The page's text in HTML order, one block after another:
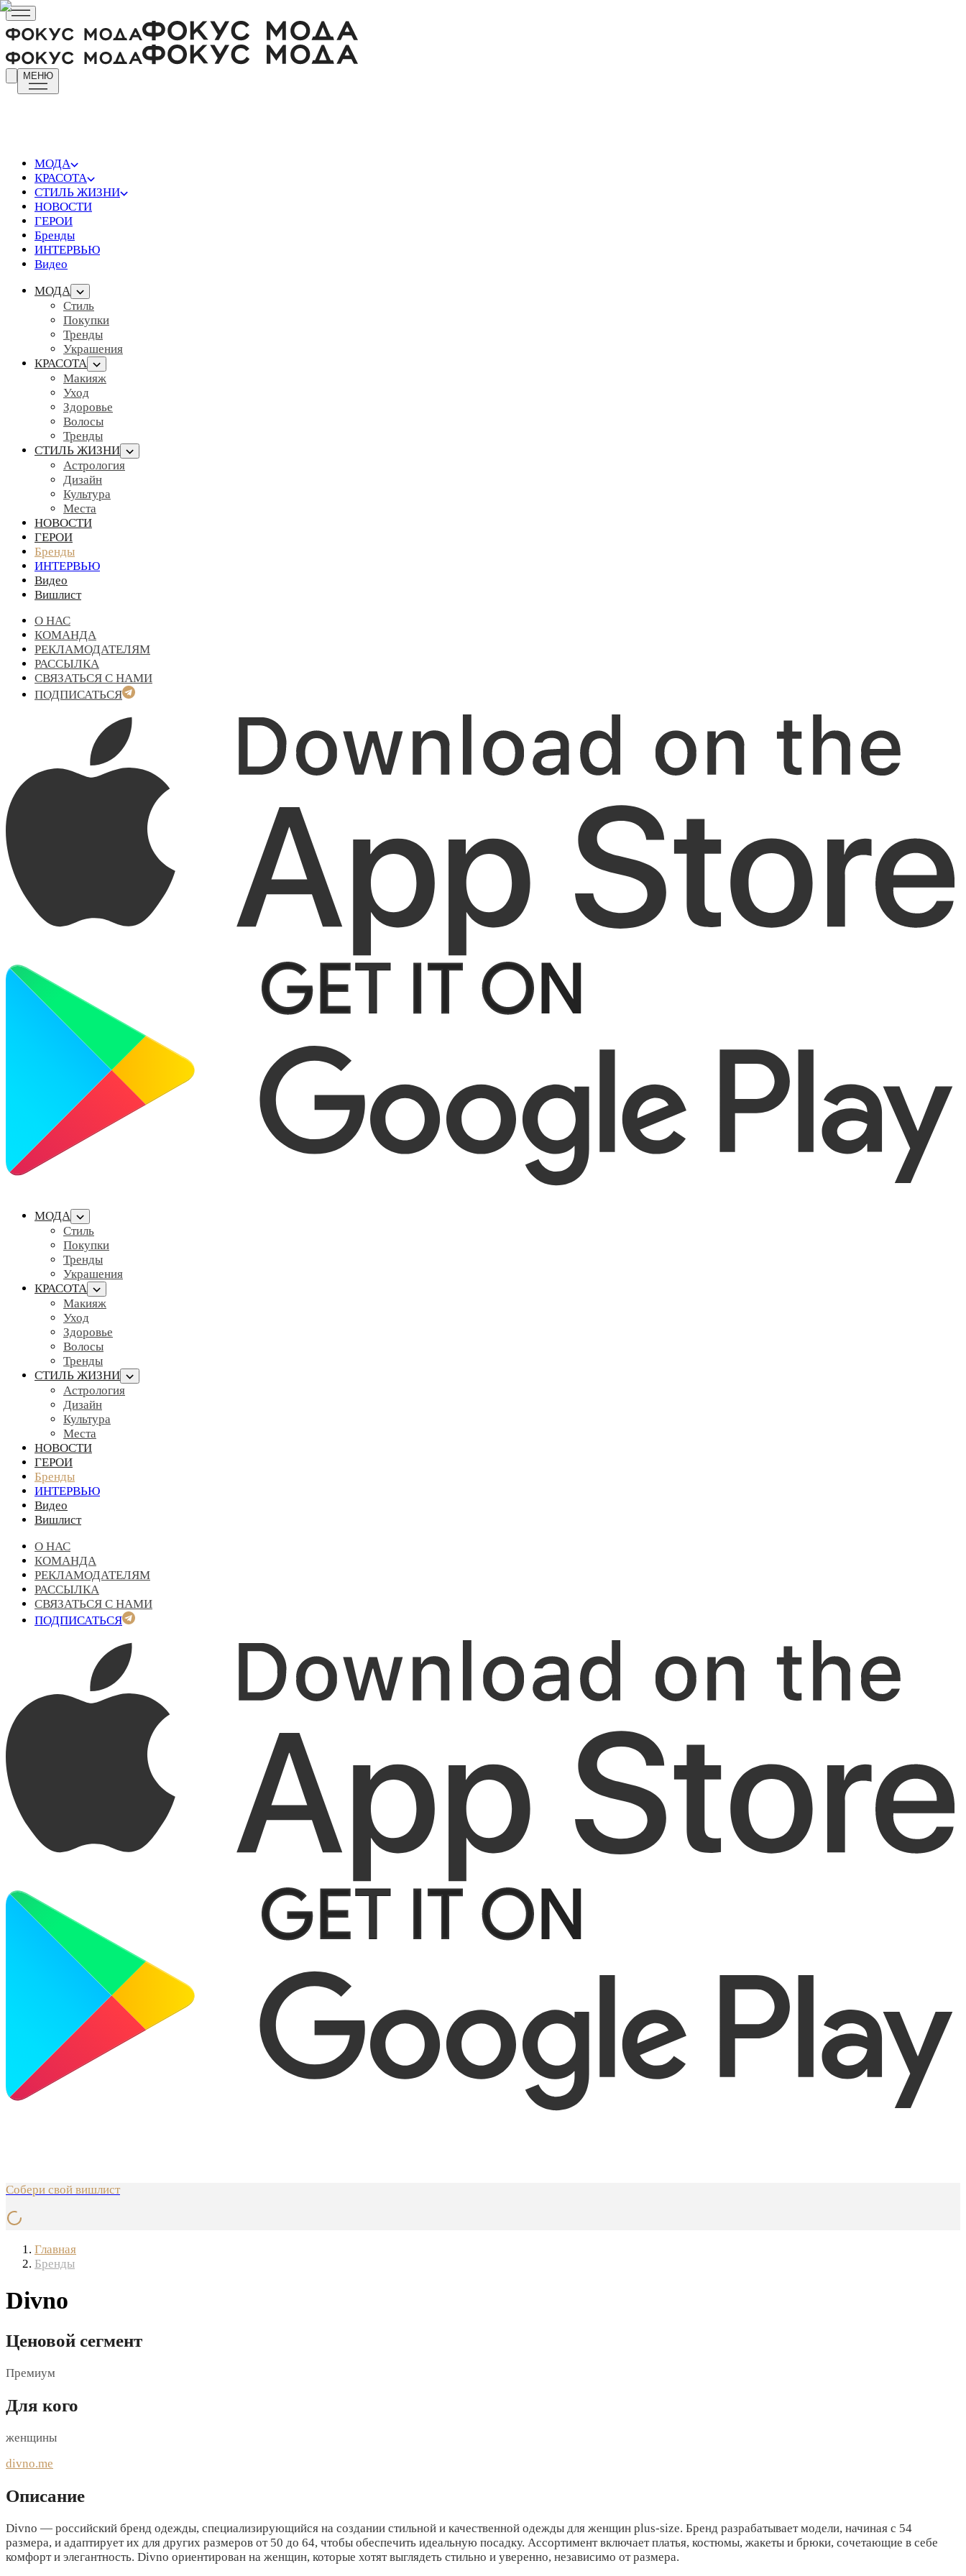
МЕНЮ
МОДА
КРАСОТА
СТИЛЬ ЖИЗНИ
НОВОСТИ
ГЕРОИ
Бренды
ИНТЕРВЬЮ
Видео
МОДА
Стиль
Покупки
Тренды
Украшения
КРАСОТА
Макияж
Уход
Здоровье
Волосы
Тренды
СТИЛЬ ЖИЗНИ
Астрология
Дизайн
Культура
Места
НОВОСТИ
ГЕРОИ
Бренды
ИНТЕРВЬЮ
Видео
Вишлист
О НАС
КОМАНДА
РЕКЛАМОДАТЕЛЯМ
РАССЫЛКА
СВЯЗАТЬСЯ С НАМИ
ПОДПИСАТЬСЯ
МОДА
Стиль
Покупки
Тренды
Украшения
КРАСОТА
Макияж
Уход
Здоровье
Волосы
Тренды
СТИЛЬ ЖИЗНИ
Астрология
Дизайн
Культура
Места
НОВОСТИ
ГЕРОИ
Бренды
ИНТЕРВЬЮ
Видео
Вишлист
О НАС
КОМАНДА
РЕКЛАМОДАТЕЛЯМ
РАССЫЛКА
СВЯЗАТЬСЯ С НАМИ
ПОДПИСАТЬСЯ
Собери свой вишлист
Главная
Бренды
Divno
Ценовой сегмент
Премиум
Для кого
женщины
divno.me
Описание
Divno — российский бренд одежды, специализирующийся на создании стильной и качественной одежды для женщин plus-size. Бренд разрабатывает модели, начиная с 54
размера, и адаптирует их для других размеров от 50 до 64, чтобы обеспечить идеальную посадку. Ассортимент включает платья, костюмы, жакеты и брюки, сочетающие в себе
комфорт и элегантность. Divno ориентирован на женщин, которые хотят выглядеть стильно и уверенно, независимо от размера.